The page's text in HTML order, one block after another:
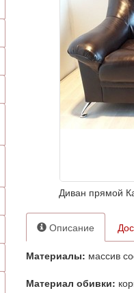
Диван прямой
Описание
Материалы: массив
Материал обивки: